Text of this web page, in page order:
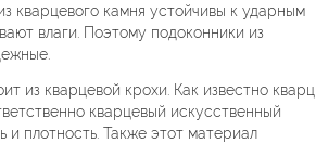
кварцевого камня устойчивы к ударным
влаги. Поэтому подоконники из
из кварцевой крохи. Как известно кварц
кварцевый искусственный
и плотность. Также этот материал